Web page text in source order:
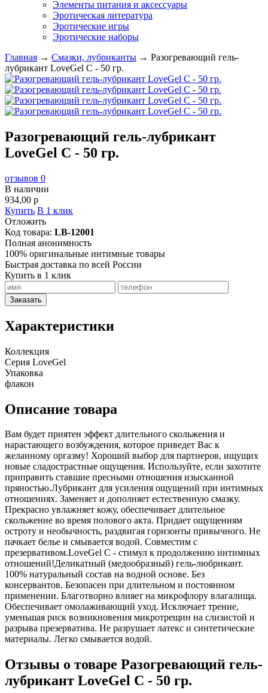
Элементы питания и аксессуары
Эротическая литература
Эротические игры
Эротические наборы
Главная → Смазки, лубриканты → Разогревающий гель-
лубрикант LoveGel C - 50 гр.
Разогревающий гель-лубрикант
LoveGel C - 50 гр.
отзывов 0
В наличии
934,00 p
Купить В 1 клик
Отложить
Код товара: LB-12001
Полная анонимность
100% оригинальные интимные товары
Быстрая доставка по всей России
Купить в 1 клик
Заказать
Характеристики
Коллекция
Серия LoveGel
Упаковка
флакон
Описание товара
Вам будет приятен эффект длительного скольжения и
нарастающего возбуждения, которое приведет Вас к
желанному оргазму! Хороший выбор для партнеров, ищущих
новые сладострастные ощущения. Используйте, если захотите
приправить ставшие пресными отношения изысканной
пряностью.Лубрикант для усиления ощущений при интимных
отношениях. Заменяет и дополняет естественную смазку.
Прекрасно увлажняет кожу, обеспечивает длительное
скольжение во время полового акта. Придает ощущениям
остроту и необычность, раздвигая горизонты привычного. Не
пачкает белье и смывается водой. Совместим с
презервативом.LoveGel C - стимул к продолжению интимных
отношений!Деликатный (медообразный) гель-любрикант.
100% натуральный состав на водной основе. Без
консервантов. Безопасен при длительном и постоянном
применении. Благотворно влияет на микрофлору влагалища.
Обеспечивает омолаживающий уход. Исключает трение,
уменьшая риск возникновения микротрещин на слизистой и
разрыва презерватива. Не разрушает латекс и синтетические
материалы. Легко смывается водой.
Отзывы о товаре Разогревающий гель-
лубрикант LoveGel C - 50 гр.